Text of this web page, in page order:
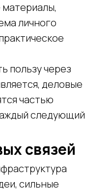
личного
пользу через
деловые
частью
следующий
связей
сильные